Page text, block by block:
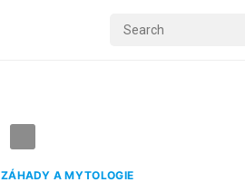
ZÁHADY A MYTOLOGIE